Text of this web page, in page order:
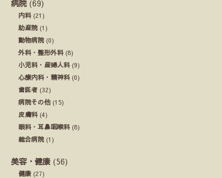
病院 (69)
内科 (21)
助産院 (1)
動物病院 (0)
外科・整形外科 (8)
小児科・産婦人科 (9)
心療内科・精神科 (0)
歯医者 (32)
病院その他 (15)
皮膚科 (4)
眼科・耳鼻咽喉科 (8)
総合病院 (1)
美容・健康 (56)
健康 (27)